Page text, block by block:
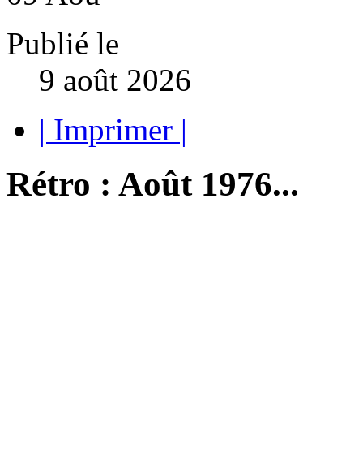
Publié le
9 août 2026
| Imprimer |
Rétro : Août 1976...